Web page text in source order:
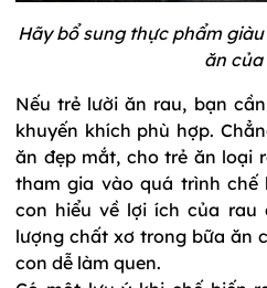
Hãy bổ sung thực phẩm
ăn của
Nếu trẻ lười ăn rau, bạn
khuyến khích phù hợp.
ăn đẹp mắt, cho trẻ ăn loại
tham gia vào quá trình chế
con hiểu về lợi ích của rau
lượng chất xơ trong bữa ăn
con dễ làm quen.